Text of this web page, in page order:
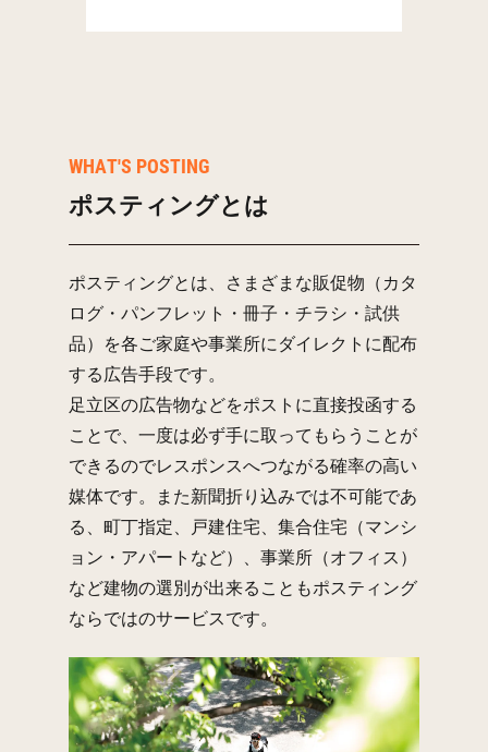
WHAT'S POSTING
ポスティングとは
ポスティングとは、さまざまな販促物（カタ
ログ・パンフレット・冊子・チラシ・試供
品）を各ご家庭や事業所にダイレクトに配布
する広告手段です。
足立区の広告物などをポストに直接投函する
ことで、一度は必ず手に取ってもらうことが
できるのでレスポンスへつながる確率の高い
媒体です。また新聞折り込みでは不可能であ
る、町丁指定、戸建住宅、集合住宅（マンシ
ョン・アパートなど）、事業所（オフィス）
など建物の選別が出来ることもポスティング
ならではのサービスです。